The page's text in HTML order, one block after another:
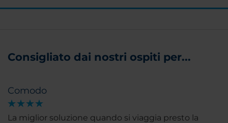
Consigliato dai nostri ospiti per...
Comodo
La miglior soluzione quando si viaggia presto la